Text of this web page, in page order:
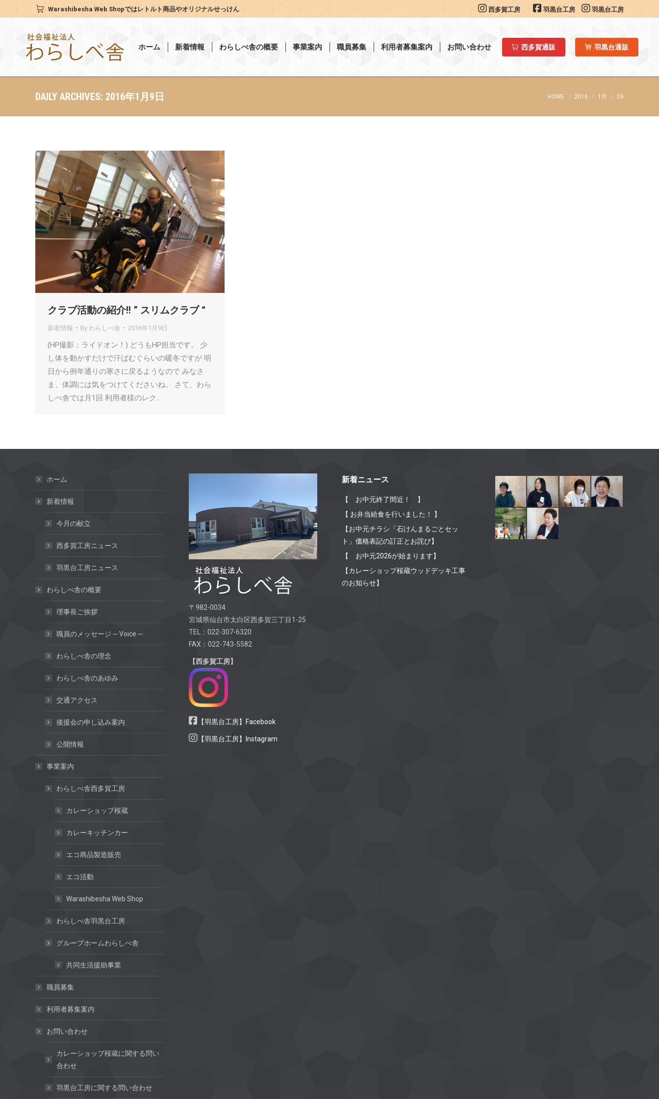
Warashibesha Web Shopではレトルト商品やオリジナルせっけん 西多賀工房 羽黒台工房 羽黒台工房
ホーム 新着情報 わらしべ舎の概要 事業案内 職員募集 利用者募集案内 お問い合わせ 西多賀通販 羽黒台通販
DAILY ARCHIVES: 2016年1月9日 You are here:
HOME 2016 1月 09
クラブ活動の紹介!! ” スリムクラブ “
新着情報 By わらしべ舎 2016年1月9日
(HP撮影：ライドオン！) どうもHP担当です。 少
し体を動かすだけで汗ばむぐらいの暖冬ですが 明
日から例年通りの寒さに戻るようなので みなさ
ま、体調には気をつけてくださいね。 さて、わら
しべ舎では月1回 利用者様のレク…
ホーム
新着情報
今月の献立
西多賀工房ニュース
羽黒台工房ニュース
わらしべ舎の概要
理事長ご挨拶
職員のメッセージ ─ Voice ─
わらしべ舎の理念
わらしべ舎のあゆみ
交通アクセス
後援会の申し込み案内
公開情報
事業案内
わらしべ舎西多賀工房
カレーショップ桜蔵
カレーキッチンカー
エコ商品製造販売
エコ活動
Warashibesha Web Shop
わらしべ舎羽黒台工房
グループホームわらしべ舎
共同生活援助事業
職員募集
利用者募集案内
お問い合わせ
カレーショップ桜蔵に関する問い
合わせ
羽黒台工房に関する問い合わせ
〒982-0034
宮城県仙台市太白区西多賀三丁目1-25
TEL：022-307-6320
FAX：022-743-5582
【西多賀工房】
【羽黒台工房】Facebook
【羽黒台工房】Instagram
新着ニュース
【 お中元終了間近！ 】
【 お弁当給食を行いました！ 】
【お中元チラシ「石けんまるごとセッ
ト」価格表記の訂正とお詫び】
【 お中元2026が始まります】
【カレーショップ桜蔵ウッドデッキ工事
のお知らせ】